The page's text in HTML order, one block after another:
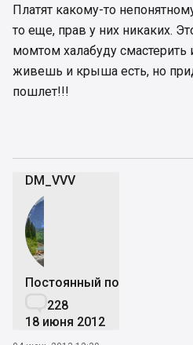
Платят какому-то
то еще, прав у них никаких.
момтом халабуду смастерить
живешь и крыша есть, но
пошлет!!!
DM_VVV
Постоянный пользователь
228
18 июня 2012